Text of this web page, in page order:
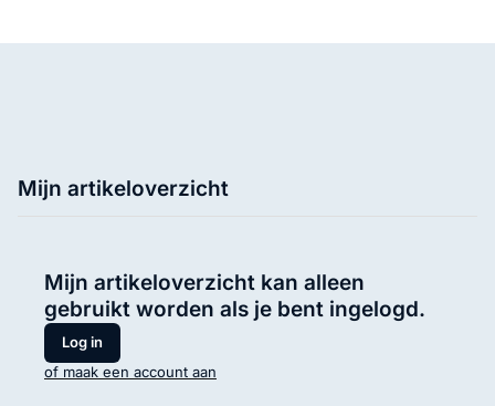
Mijn artikeloverzicht
Mijn artikeloverzicht kan alleen
gebruikt worden als je bent ingelogd.
Log in
of maak een account aan